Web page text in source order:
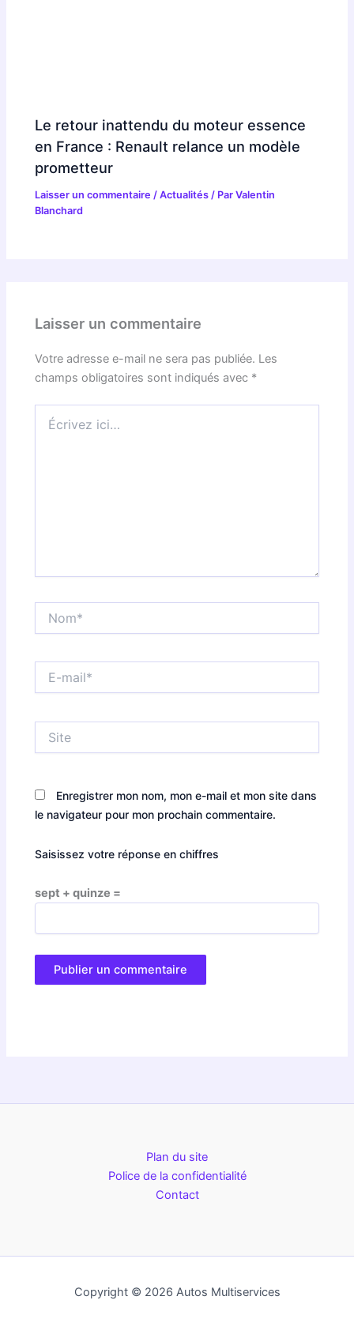
Le retour inattendu du moteur essence
en France : Renault relance un modèle
prometteur
Laisser un commentaire /Actualités / ParValentin
Blanchard
Laisser un commentaire
Votre adresse e-mail ne sera pas publiée. Les
champs obligatoires sont indiqués avec *
ici…
mail*
Enregistrer mon nom, mon e-mail et mon site dans
le navigateur pour mon prochain commentaire.
Saisissez votre réponse en chiffres
sept + quinze =
Plan du site
Police de la confidentialité
Contact
Copyright © 2026 Autos Multiservices